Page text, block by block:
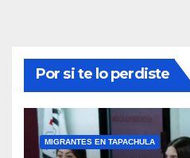
Por si te lo perdiste
MIGRANTES EN TAPACHULA